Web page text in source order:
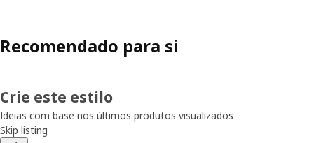
Recomendado para si
Crie este estilo
Ideias com base nos últimos produtos visualizados
Skip listing